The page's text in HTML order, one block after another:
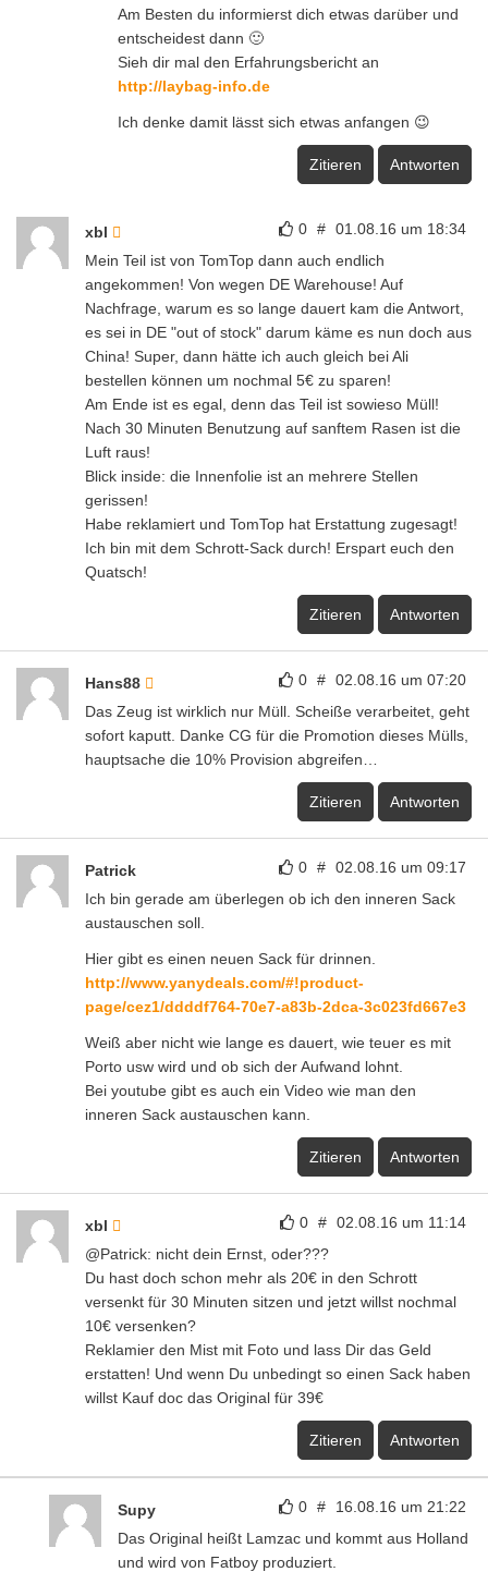
Am Besten du informierst dich etwas darüber und
entscheidest dann 🙂
Sieh dir mal den Erfahrungsbericht an
http://laybag-info.de
Ich denke damit lässt sich etwas anfangen 😉
Zitieren Antworten
0 # 01.08.16 um 18:34
xbl
Mein Teil ist von TomTop dann auch endlich
angekommen! Von wegen DE Warehouse! Auf
Nachfrage, warum es so lange dauert kam die Antwort,
es sei in DE "out of stock" darum käme es nun doch aus
China! Super, dann hätte ich auch gleich bei Ali
bestellen können um nochmal 5€ zu sparen!
Am Ende ist es egal, denn das Teil ist sowieso Müll!
Nach 30 Minuten Benutzung auf sanftem Rasen ist die
Luft raus!
Blick inside: die Innenfolie ist an mehrere Stellen
gerissen!
Habe reklamiert und TomTop hat Erstattung zugesagt!
Ich bin mit dem Schrott-Sack durch! Erspart euch den
Quatsch!
Zitieren Antworten
0 # 02.08.16 um 07:20
Hans88
Das Zeug ist wirklich nur Müll. Scheiße verarbeitet, geht
sofort kaputt. Danke CG für die Promotion dieses Mülls,
hauptsache die 10% Provision abgreifen…
Zitieren Antworten
0 # 02.08.16 um 09:17
Patrick
Ich bin gerade am überlegen ob ich den inneren Sack
austauschen soll.
Hier gibt es einen neuen Sack für drinnen.
http://www.yanydeals.com/#!product-
page/cez1/ddddf764-70e7-a83b-2dca-3c023fd667e3
Weiß aber nicht wie lange es dauert, wie teuer es mit
Porto usw wird und ob sich der Aufwand lohnt.
Bei youtube gibt es auch ein Video wie man den
inneren Sack austauschen kann.
Zitieren Antworten
0 # 02.08.16 um 11:14
xbl
@Patrick: nicht dein Ernst, oder???
Du hast doch schon mehr als 20€ in den Schrott
versenkt für 30 Minuten sitzen und jetzt willst nochmal
10€ versenken?
Reklamier den Mist mit Foto und lass Dir das Geld
erstatten! Und wenn Du unbedingt so einen Sack haben
willst Kauf doc das Original für 39€
Zitieren Antworten
0 # 16.08.16 um 21:22
Supy
Das Original heißt Lamzac und kommt aus Holland
und wird von Fatboy produziert.